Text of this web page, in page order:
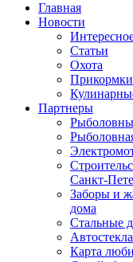
Главная
Новости
Статьи
Охота
Прикормки
Партнеры
Санкт-
Заборы и
дома
Стальные
Карта